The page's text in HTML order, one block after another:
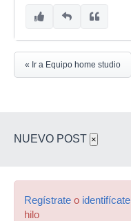
« Ir a Equipo home studio
NUEVO POST ×
Regístrate o identifícate
hilo